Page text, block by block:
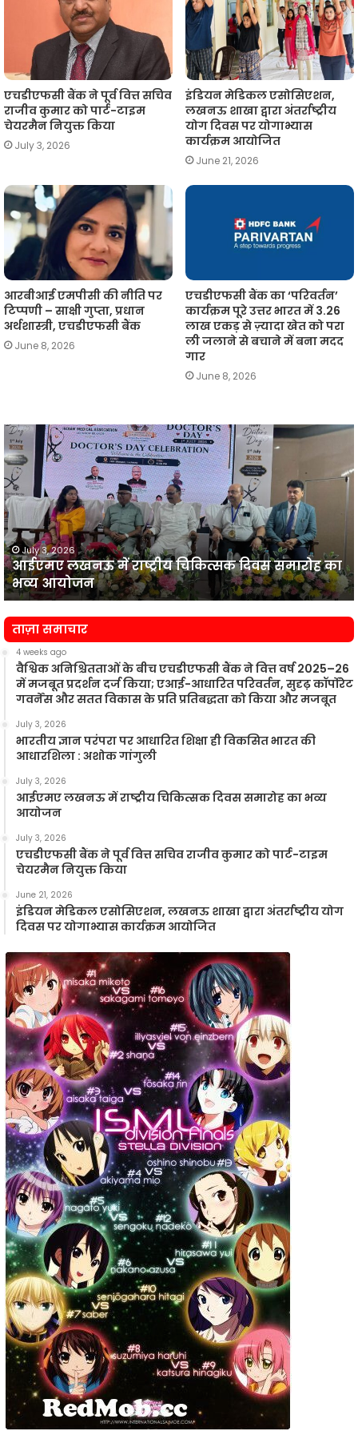
एचडीएफसी बैंक ने पूर्व वित्त सचिव
राजीव कुमार को पार्ट-टाइम
चेयरमैन नियुक्त किया
July 3, 2026
इंडियन मेडिकल एसोसिएशन,
लखनऊ शाखा द्वारा अंतर्राष्ट्रीय
योग दिवस पर योगाभ्यास
कार्यक्रम आयोजित
June 21, 2026
आरबीआई एमपीसी की नीति पर
टिप्पणी – साक्षी गुप्ता, प्रधान
अर्थशास्त्री, एचडीएफसी बैंक
June 8, 2026
एचडीएफसी बैंक का ‘परिवर्तन’
कार्यक्रम पूरे उत्तर भारत में 3.26
लाख एकड़ से ज़्यादा खेत को परा
ली जलाने से बचाने में बना मदद
गार
June 8, 2026
लखनऊ में राष्ट्रीय चिकित्सक दिवस समारोह का
एचडीएफसी
वित्त
सचिव
राजीव
कुमार
को
पार्ट-
टाइम
चेयरमैन
नियुक्त
July 3,
टाइम
ताज़ा समाचार
4 weeks ago
वैश्विक अनिश्चितताओं के बीच एचडीएफसी बैंक ने वित्त वर्ष 2025–26
में मजबूत प्रदर्शन दर्ज किया; एआई-आधारित परिवर्तन, सुदृढ़ कॉर्पोरेट
गवर्नेंस और सतत विकास के प्रति प्रतिबद्धता को किया और मजबूत
July 3, 2026
भारतीय ज्ञान परंपरा पर आधारित शिक्षा ही विकसित भारत की
आधारशिला : अशोक गांगुली
July 3, 2026
आईएमए लखनऊ में राष्ट्रीय चिकित्सक दिवस समारोह का भव्य
आयोजन
July 3, 2026
एचडीएफसी बैंक ने पूर्व वित्त सचिव राजीव कुमार को पार्ट-टाइम
चेयरमैन नियुक्त किया
June 21, 2026
इंडियन मेडिकल एसोसिएशन, लखनऊ शाखा द्वारा अंतर्राष्ट्रीय योग
दिवस पर योगाभ्यास कार्यक्रम आयोजित